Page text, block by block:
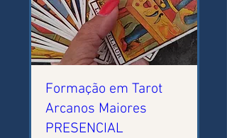
Formação em Tarot
Arcanos Maiores
PRESENCIAL